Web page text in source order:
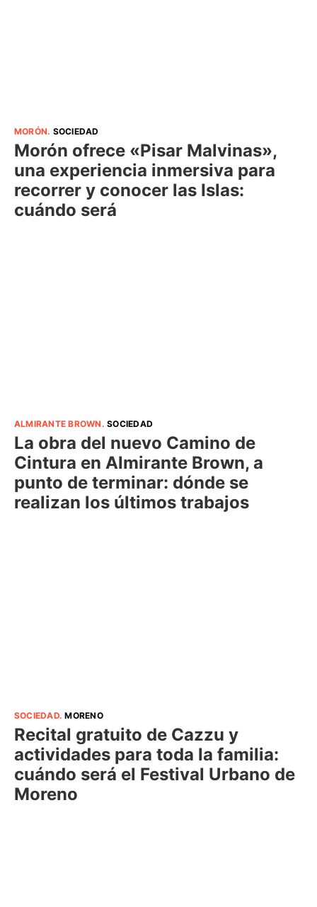
MORÓN. SOCIEDAD
Morón ofrece «Pisar Malvinas»,
una experiencia inmersiva para
recorrer y conocer las Islas:
cuándo será
ALMIRANTE BROWN .SOCIEDAD
La obra del nuevo Camino de
Cintura en Almirante Brown, a
punto de terminar: dónde se
realizan los últimos trabajos
SOCIEDAD.MORENO
Recital gratuito de Cazzu y
actividades para toda la familia:
cuándo será el Festival Urbano de
Moreno